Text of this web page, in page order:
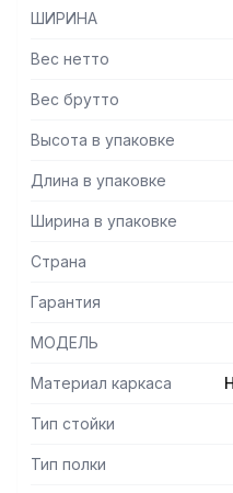
— Расстояние между
— Регулируемые опоры
ШИРИНА
Вес нетто
Вес брутто
Высота в упаковке
Длина в упаковке
Ширина в упаковке
Страна
Гарантия
МОДЕЛЬ
Материал каркаса
Тип стойки
Тип полки